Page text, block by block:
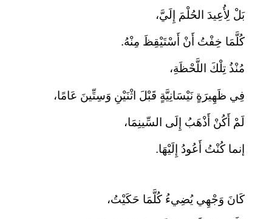
بَلْ لِأُعِيدَ الحُلْمَ إِلَيَّ،
كُلَّمَا خِفْتُ أَنْ أَسْتَيْقِظَ مِنْهُ.
مُنْذُ تِلْكَ اللَّحْظَةِ،
فِي ظَهِيرَةٍ نَيْسَانِيَّةٍ قَبْلَ اثْنَيْنِ وَسِتِّينَ عَامًا،
لَمْ أَكُنْ أَذْهَبُ إِلَى السِّينِمَا،
إنما كُنْتُ أَعُودُ إِلَيْهَا.
كَانَ وَجْهِي يُضِيءُ كُلَّمَا حَكَيْتُ،